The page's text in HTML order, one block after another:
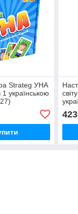
Strateg УНА
українською
423